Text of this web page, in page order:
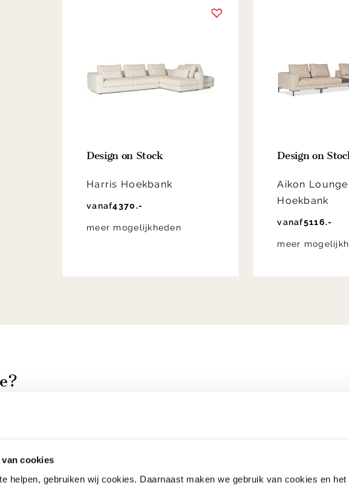
cookies
helpen, gebruiken wij cookies. Daarnaast maken we gebruik van cookies en het
Design on Stock
Harris Hoekbank
vanaf4370.-
meer mogelijkheden
Design on
Aikon Lounge
Hoekbank
vanaf5116.-
meer
met rijke materialen, zachte stoffen en verfijnde afwerkingen.